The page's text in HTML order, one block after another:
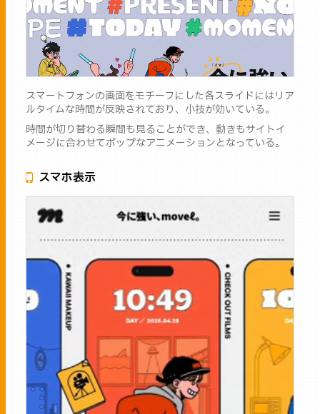
スマートフォンの画面をモチーフにした各スライドにはリア
ルタイムな時間が反映されており、小技が効いている。
時間が切り替わる瞬間も見ることができ、動きもサイトイ
メージに合わせてポップなアニメーションとなっている。
スマホ表示